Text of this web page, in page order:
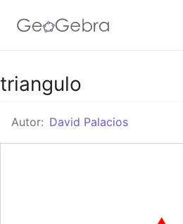
Google Classroom
GeoGebra Classroom
triangulo
Autor: David Palacios